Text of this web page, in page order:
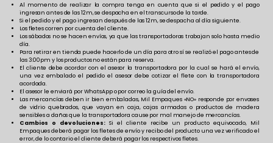
Al momento de realizar la compra tenga en cuenta que si el pedido y el pago
ingresan antes de las 12m, se despacha en el transcurso de la tarde.
Si el pedido y el pago ingresan después de las 12m, se despacha al día siguiente.
Los fletes corren por cuenta del cliente.
Los sábados no se hacen envíos, ya que las transportadoras trabajan solo hasta medio
día.
Para retirar en tienda puede hacerlo de un día para otro sí se realizó el pago antes de
las 3:00pm y los productos no están para reserva.
El cliente debe acordar con el asesor la transportadora por la cual se hará el envío,
una vez embalado el pedido el asesor debe cotizar el flete con la transportadora
acordada.
El asesor le enviará por WhatsApp o por correo la guía del envío.
Las mercancías deben ir bien embaladas, Mil Empaques «NO» responde por envases
de vidrio quebrados, que vayan en caja, cajas armadas o productos de madera
sensibles a daños que la transportadora cause por mal manejo de mercancías.
Cambios o devoluciones:Si el cliente recibe un producto equivocado, Mil
Empaques deberá pagar los fletes de envío y recibo del producto una vez verificado el
error, de lo contario el cliente deberá pagar los respectivos fletes.